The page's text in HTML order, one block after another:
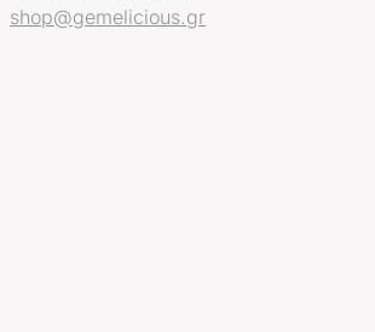
shop@gemelicious.gr